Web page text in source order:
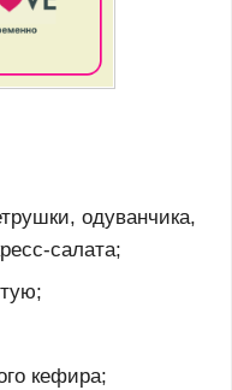
одуванчика,
салата;
кефира;